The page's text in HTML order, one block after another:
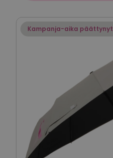
Kampanja-aika päättynyt